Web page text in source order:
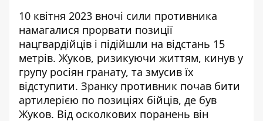
10 квітня 2023 вночі сили противника
намагалися прорвати позиції
нацгвардійців і підійшли на відстань 15
метрів. Жуков, ризикуючи життям, кинув у
групу росіян гранату, та змусив їх
відступити. Зранку противник почав бити
артилерією по позиціях бійців, де був
Жуков. Від осколкових поранень він